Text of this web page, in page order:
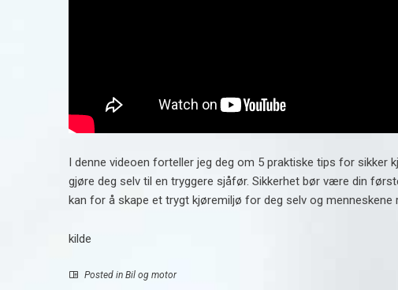
I denne videoen forteller jeg deg om 5 praktiske tips for sikker
gjøre deg selv til en tryggere sjåfør. Sikkerhet bør være din
kan for å skape et trygt kjøremiljø for deg selv og menneskene
kilde
Posted in Bil og motor